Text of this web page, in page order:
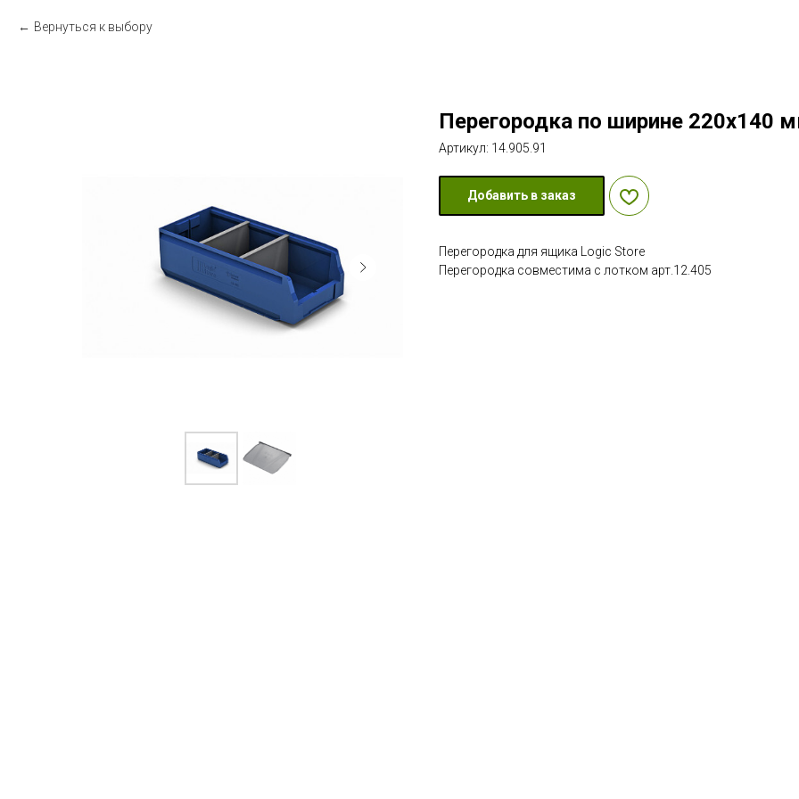
Вернуться к выбору
Перегородка по ширине 220х140
Артикул: 14.905.91
Добавить в заказ
Перегородка для ящика Logic Store
Перегородка совместима с лотком арт.12.405